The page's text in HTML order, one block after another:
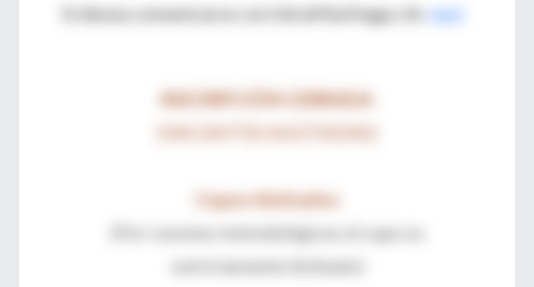
Si desea comunicarse con IntraMed haga clic aquí
INSCRIPCIÓN CERRADA
(VACANTES AGOTADAS)
Cupos limitados
(Por razones metodológicas el cupo es
estrictamente limitado)